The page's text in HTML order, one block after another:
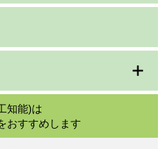
知能)は
おすすめします